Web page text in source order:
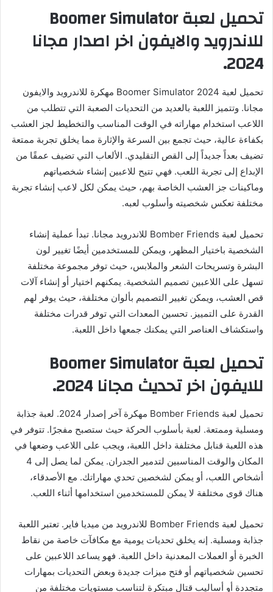
تحميل لعبة Boomer Simulator
للاندرويد والايفون اخر اصدار مجانا
2024.
تحميل لعبة Boomer Simulator 2024 مهكرة للاندرويد والايفون
مجانا. وتتميز اللعبة بالعديد من التحديات الصعبة التي تتطلب من
اللاعب استخدام مهاراته في الوقت المناسب والتخطيط لجز العشب
بكفاءة عالية، حيث تجمع بين السرعة والإثارة مما يخلق تجربة ممتعة
تضيف بعداً جديداً إلى القص التقليدي. الألعاب التي تضيف عمقًا من
الإبداع إلى تجربة اللعب. فهي تتيح للاعبين إنشاء شخصياتهم
وماكينات جز العشب الخاصة بهم، حيث يمكن لكل لاعب إنشاء تجربة
مختلفة تعكس شخصيته وأسلوب لعبه.
تحميل لعبة Bomber Friends للاندرويد مجانا. تبدأ عملية إنشاء
الشخصية باختيار المظهر، ويمكن للمستخدمين أيضًا تغيير لون
البشرة وتسريحات الشعر والملابس، حيث توفر مجموعة مختلفة
تسهل على اللاعبين تصميم الشخصية. يمكنهم اختيار أو إنشاء آلات
قص العشب، ويمكن تغيير التصميم بألوان مختلفة، حيث يوفر لهم
القدرة على التمييز. تحسين المعدات التي توفر قدرات مختلفة
واستكشاف العناصر التي يمكنك جمعها داخل اللعبة.
تحميل لعبة Boomer Simulator
للايفون اخر تحديث مجانا 2024.
تحميل لعبة Bomber Friends مهكرة آخر إصدار 2024. لعبة جذابة
ومسلية وممتعة. لعبة بأسلوب الحركة حيث ستصبح مفجرًا. تتوفر في
هذه اللعبة قنابل مختلفة داخل اللعبة، ويجب على اللاعب وضعها في
المكان والوقت المناسبين لتدمير الجدران. يمكن لما يصل إلى 4
أشخاص اللعب، أو يمكن لشخصين تحدي مهاراتك. مع الأصدقاء،
هناك قوى مختلفة لا يمكن للمستخدمين استخدامها أثناء اللعب.
تحميل لعبة Bomber Friends للاندرويد من ميديا ​​فاير. تعتبر اللعبة
جذابة ومسلية. إنه يخلق تحديات يومية مع مكافآت خاصة من نقاط
الخبرة أو العملات المعدنية داخل اللعبة. فهو يساعد اللاعبين على
تحسين شخصياتهم أو فتح ميزات جديدة وبعض التحديات بمهارات
متجددة أو أساليب قتال مبتكرة لتناسب مستويات مختلفة من